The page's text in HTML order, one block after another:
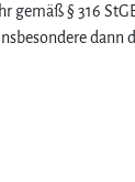
§ 316